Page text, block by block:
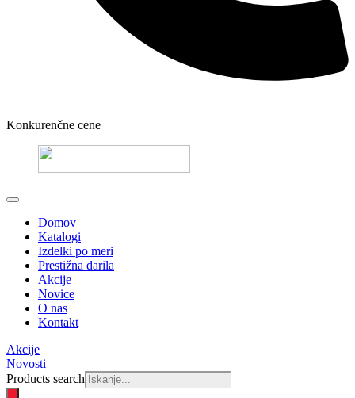
Konkurenčne cene
Domov
Katalogi
Izdelki po meri
Prestižna darila
Akcije
Novice
O nas
Kontakt
Akcije
Novosti
Products search